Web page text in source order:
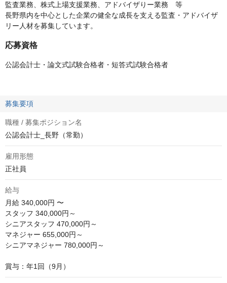
監査業務、株式上場支援業務、アドバイザりー業務 等
長野県内を中心とした企業の健全な成長を支える監査・アドバイザ
リー人材を募集しています。
応募資格
公認会計士・論文式試験合格者・短答式試験合格者
募集要項
職種 / 募集ポジション名
公認会計士_長野（常勤）
雇用形態
正社員
給与
月給 340,000円 〜
スタッフ 340,000円～
シニアスタッフ 470,000円～
マネジャー 655,000円～
シニアマネジャー 780,000円～
賞与：年1回（9月）